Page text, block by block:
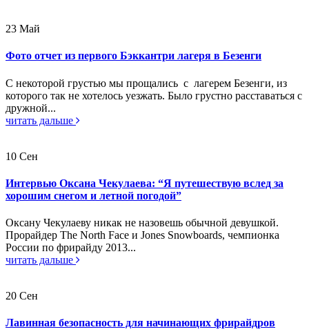
23 Май
Фото отчет из первого Бэккантри лагеря в Безенги
С некоторой грустью мы прощались с лагерем Безенги, из
которого так не хотелось уезжать. Было грустно расставаться с
дружной...
читать дальше
10 Сен
Интервью Оксана Чекулаева: “Я путешествую вслед за
хорошим снегом и летной погодой”
Оксану Чекулаеву никак не назовешь обычной девушкой.
Прорайдер The North Face и Jones Snowboards, чемпионка
России по фрирайду 2013...
читать дальше
20 Сен
Лавинная безопасность для начинающих фрирайдров